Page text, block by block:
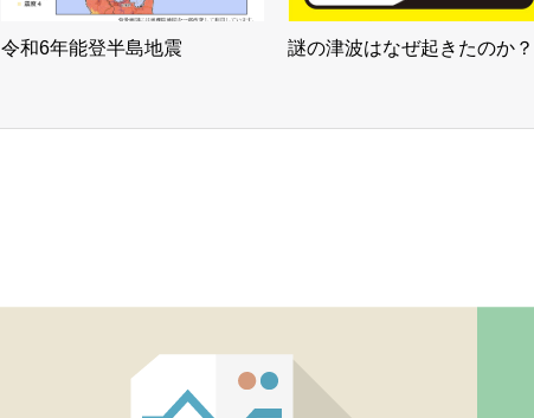
令和6年能登半島地震 謎の津波はなぜ起きたのか？